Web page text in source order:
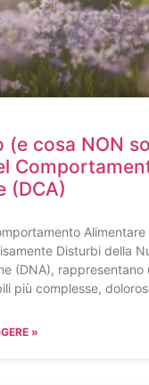
(e cosa NON
(DCA)
Disturbi della
(DNA), rappresentano
più complesse,
»